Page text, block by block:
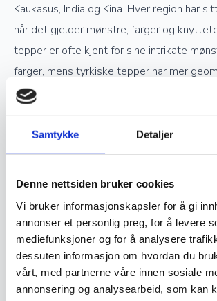
Samtykke Detaljer
Denne nettsiden bruker cookies
Vi bruker informasjonskapsler for å gi
annonser et personlig preg, for å levere
mediefunksjoner og for å analysere
dessuten informasjon om hvordan du
vårt, med partnerne våre innen sosiale
annonsering og analysearbeid, som kan
Kaukasus, India og Kina. Hver region har
når det gjelder mønstre, farger og
tepper er ofte kjent for sine intrikate
farger, mens tyrkiske tepper har mer
Kinesiske håndknyttede tepper skiller
pastellfarger og inspirasjon fra tradisjonell
Verdsettelse og
Ekte håndknyttede orientalske tepper er
samlerobjekter og kan være en god
kvalitet og finere knytting et teppe har,
verdifullt blir det over tid. Opprinnelse,
knutetetthet spiller en stor rolle i